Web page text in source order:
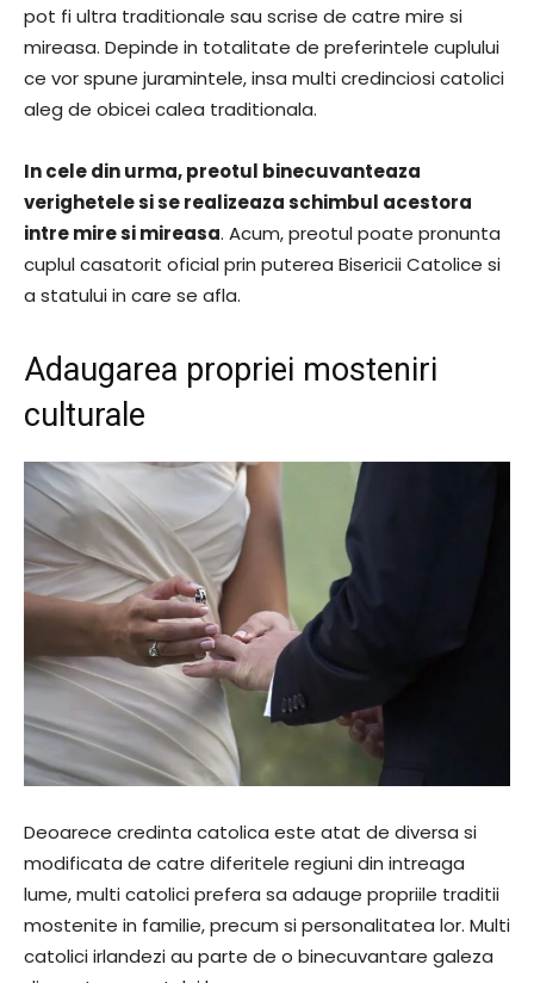
pot fi ultra traditionale sau scrise de catre mire si
mireasa. Depinde in totalitate de preferintele cuplului
ce vor spune juramintele, insa multi credinciosi catolici
aleg de obicei calea traditionala.
In cele din urma, preotul binecuvanteaza
verighetele si se realizeaza schimbul acestora
intre mire si mireasa. Acum, preotul poate pronunta
cuplul casatorit oficial prin puterea Bisericii Catolice si
a statului in care se afla.
Adaugarea propriei mosteniri
culturale
Deoarece credinta catolica este atat de diversa si
modificata de catre diferitele regiuni din intreaga
lume, multi catolici prefera sa adauge propriile traditii
mostenite in familie, precum si personalitatea lor. Multi
catolici irlandezi au parte de o binecuvantare galeza